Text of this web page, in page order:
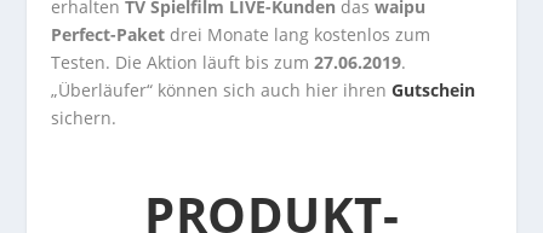
erhaltenTV Spielfilm LIVE-Kunden daswaipu
Perfect-Paket drei Monate lang kostenlos zum
Testen. Die Aktion läuft bis zum27.06.2019.
„Überläufer“ können sich auch hier ihrenGutschein
sichern.
PRODUKT-